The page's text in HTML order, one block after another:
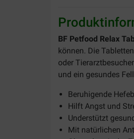
BF Petfood Relax
können. Die
oder
und ein gesundes
Beruhigende
Hilft Angst und
Understützt
Mit natürlichen